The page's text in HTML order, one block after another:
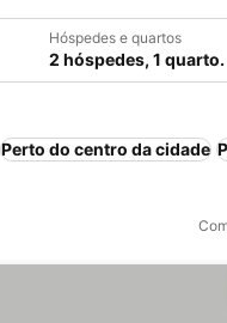
Hóspedes e quartos
2 hóspedes, 1 quarto.
Perto do centro da cidade